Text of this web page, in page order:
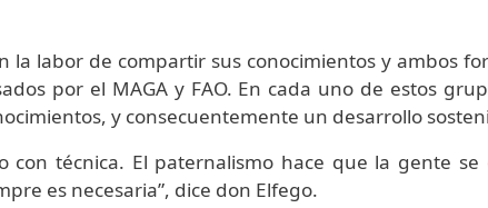
la labor de compartir sus conocimientos y ambos
por el MAGA y FAO. En cada uno de estos
y consecuentemente un desarrollo
con técnica. El paternalismo hace que la gente
es necesaria”, dice don Elfego.